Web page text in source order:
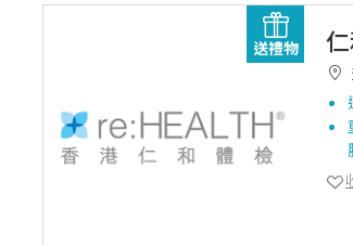
送禮物